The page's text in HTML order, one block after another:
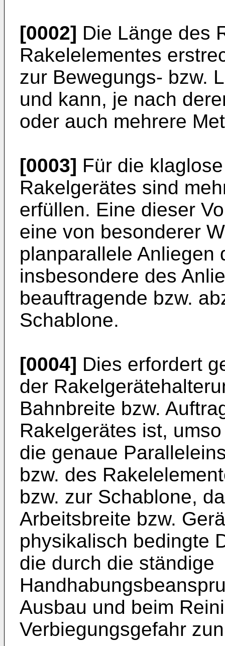
[0002] Die Länge des
Rakelelementes
zur Bewegungs- bzw.
und kann, je nach
oder auch mehrere
[0003] Für die
Rakelgerätes sind
erfüllen. Eine dieser
eine von besonderer
planparallele Anliegen
insbesondere des
beauftragende bzw.
Schablone.
[0004] Dies erfordert
der
Bahnbreite bzw.
Rakelgerätes ist,
die genaue
bzw. des
bzw. zur Schablone,
Arbeitsbreite bzw.
physikalisch bedingte
die durch die ständige
Ausbau und beim
Verbiegungsgefahr